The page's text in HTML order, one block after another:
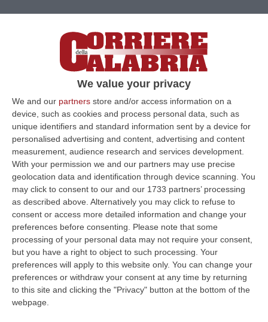
We value your privacy
We and our partners store and/or access information on a
device, such as cookies and process personal data, such as
unique identifiers and standard information sent by a device for
personalised advertising and content, advertising and content
measurement, audience research and services development.
With your permission we and our partners may use precise
geolocation data and identification through device scanning. You
may click to consent to our and our 1733 partners’ processing
as described above. Alternatively you may click to refuse to
consent or access more detailed information and change your
preferences before consenting. Please note that some
processing of your personal data may not require your consent,
but you have a right to object to such processing. Your
preferences will apply to this website only. You can change your
preferences or withdraw your consent at any time by returning
to this site and clicking the "Privacy" button at the bottom of the
webpage.
Clicca e segui “Corriere della Calabria” su Google News
ROMAIl via libera della Commissione Ue al
piano di sostegno per il settore
agroindustriale italiano rende disponibile, in